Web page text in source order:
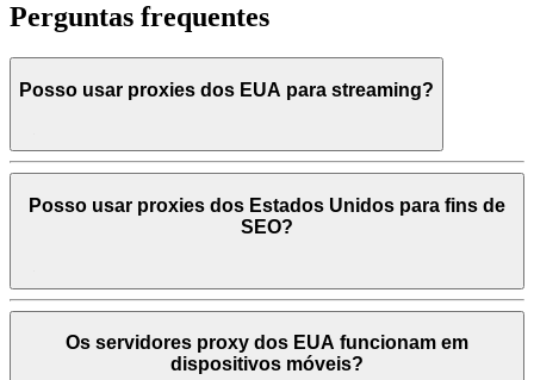
Perguntas frequentes
Posso usar proxies dos EUA para streaming?
Posso usar proxies dos Estados Unidos para fins de
SEO?
Os servidores proxy dos EUA funcionam em
dispositivos móveis?